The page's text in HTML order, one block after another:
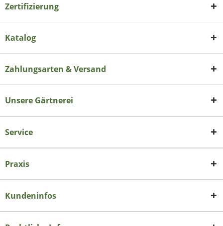
Zertifizierung
Katalog
Zahlungsarten & Versand
Unsere Gärtnerei
Service
Praxis
Kundeninfos